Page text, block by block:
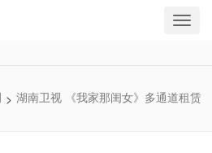
> 湖南卫视 《我家那闺女》多通道租赁